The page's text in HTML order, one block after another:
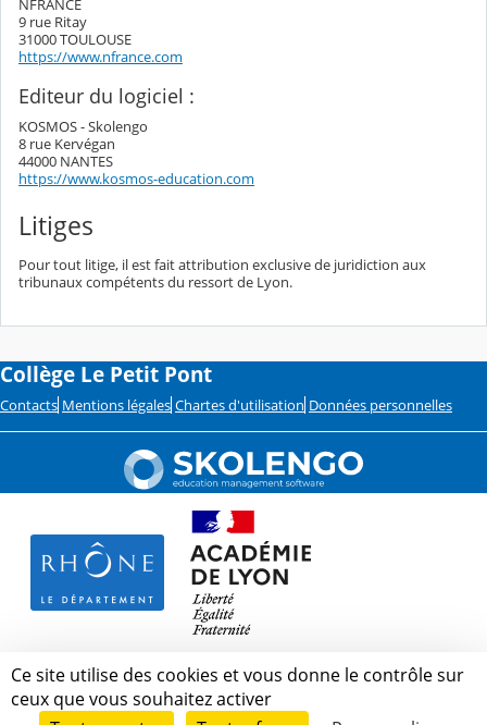
9 rue Ritay
31000 TOULOUSE
https://www.nfrance.com
Editeur du logiciel :
KOSMOS - Skolengo
8 rue Kervégan
44000 NANTES
https://www.kosmos-education.com
Litiges
Pour tout litige, il est fait attribution exclusive de juridiction aux
tribunaux compétents du ressort de Lyon.
Collège Le Petit Pont
Contacts Mentions légales Chartes d'utilisation Données personnelles
Ce site utilise des cookies et vous donne le contrôle sur
ceux que vous souhaitez activer